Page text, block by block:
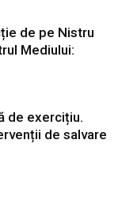
de pe Nistru
Mediului:
de exercițiu.
de salvare